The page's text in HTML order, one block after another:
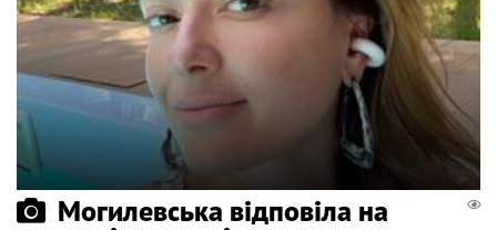
Могилевська відповіла на